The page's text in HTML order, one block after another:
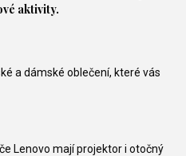
aktivity.
a dámské oblečení, které vás
Lenovo mají projektor i otočný